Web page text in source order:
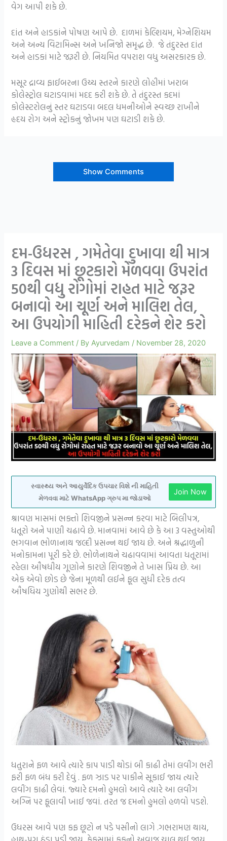
વેગ આપી શકે છે.
દાંત અને હાડકાંને પોષણ આપે છે. દાળમાં કેલ્શિયમ, મેગ્નેશિયમ
અને અન્ય વિટામિન્સ અને ખનિજો સમૃદ્ધ છે. જે તંદુરસ્ત દાંત
અને હાડકાં માટે જરૂરી છે. નિયમિત વપરાશ વધુ અસરકારક છે.
મસૂર દ્રાવ્ય ફાઈબરના ઉચ્ચ સ્તરને કારણે લોહીમાં ખરાબ
કોલેસ્ટ્રોલ ઘટાડવામાં મદદ કરી શકે છે. તે તંદુરસ્ત કદમાં
કોલેસ્ટરોલનું સ્તર ઘટાડવા બદલ ધમનીઓને સ્વચ્છ રાખીને
હૃદય રોગ અને સ્ટ્રોકનું જોખમ પણ ઘટાડી શકે છે.
Show Comments
દમ-ઉધરસ , ગમેતેવા દુખાવા થી માત્ર
3 દિવસ માં છૂટકારો મેળવવા ઉપરાંત
50થી વધુ રોગોમાં રાહત માટે જરૂર
બનાવો આ ચૂર્ણ અને માલિશ તેલ,
આ ઉપયોગી માહિતી દરેકને શેર કરો
Leave a Comment / ByAyurvedam / November 28, 2020
સ્વાસ્થ્ય અને આયુર્વેદિક ઉપચાર વિશે ની માહિતી
મેળવવા માટે WhatsApp ગ્રુપ મા જોડાઓ
Join Now
શ્રાવણ માસમાં ભક્તો શિવજીને પ્રસન્ન કરવા માટે બિલીપત્ર,
ધતૂરો અને પાણી ચઢાવે છે. માનવામાં આવે છે કે આ 3 વસ્તુઓથી
ભગવાન ભોળાનાથ જલ્દી પ્રસન્ન થઈ જાય છે. અને શ્રદ્ધાળુની
મનોકામના પૂરી કરે છે. ભોળેનાથને ચઢાવવામાં આવતા ધતૂરામાં
રહેલા ઔષધીય ગૂણોને કારણે શિવજીને તે ખાસ પ્રિય છે. આ
એક એવો છોડ છે જેના મૂળથી લઈને ફૂલ સુધી દરેક તત્વ
ઔષધિય ગુણોથી સભર છે.
ધતુરાને ફળ આવે ત્યારે કાપ પાડી થોડાં બી કાઢી તેમાં લવીંગ ભરી
ફરી ફળ બંધ કરી દેવું . ફળ ઝાડ પર પાકીને સૂકાઈ જાય ત્યારે
લવીંગ કાઢી લેવાં. જ્યારે દમનો હુમલો આવે ત્યારે આ લવીંગ
અગ્નિ પર ફૂલાવી ખાઈ જવાં. તરત જ દમનો હુમલો હળવો પડશે.
ઉધરસ આવે પણ કફ છૂટો ન પડે પસીનો લાગે .ગભરામણ થાય,